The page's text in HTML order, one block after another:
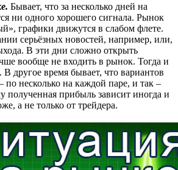
Бывает, что за несколько дней на
ни одного хорошего сигнала. Рынок
графики движутся в слабом флете.
серьёзных новостей, например, или,
В эти дни сложно открыть
вообще не входить в рынок. Тогда и
В другое время бывает, что вариантов
по несколько на каждой паре, и так –
полученная прибыль зависит иногда и
а не только от трейдера.